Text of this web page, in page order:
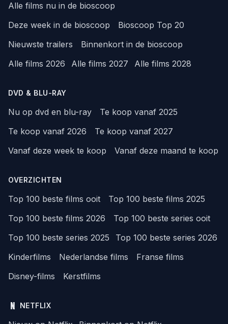
Alle films nu in de bioscoop
Deze week in de bioscoop
Bioscoop Top 20
Nieuwste trailers
Binnenkort in de bioscoop
Alle films 2026
Alle films 2027 Alle films 2028
DVD & BLU-RAY
Nu op dvd en blu-ray
Te koop vanaf 2025
Te koop vanaf 2026
Te koop vanaf 2027
Vanaf deze week te koop
Vanaf deze maand te koop
OVERZICHTEN
Top 100 beste films ooit
Top 100 beste films 2025
Top 100 beste films 2026
Top 100 beste series ooit
Top 100 beste series 2025
Top 100 beste series 2026
Kinderfilms
Nederlandse films
Franse films
Disney-films
Kerstfilms
NETFLIX